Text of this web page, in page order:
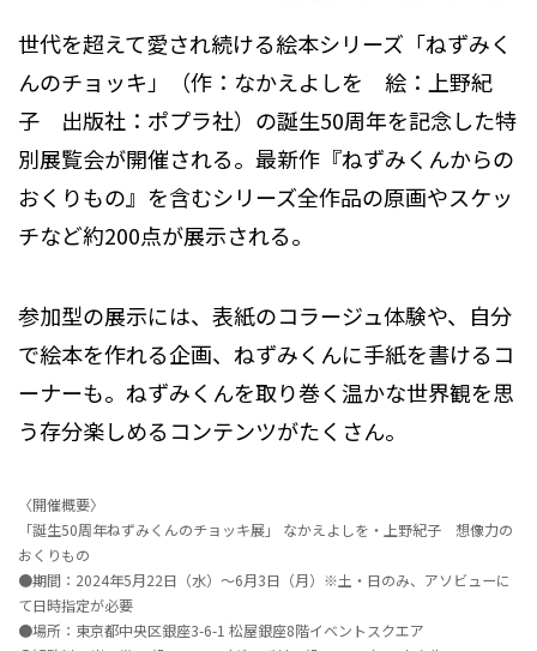
世代を超えて愛され続ける絵本シリーズ「ねずみく
んのチョッキ」（作：なかえよしを 絵：上野紀
子 出版社：ポプラ社）の誕生50周年を記念した特
別展覧会が開催される。最新作『ねずみくんからの
おくりもの』を含むシリーズ全作品の原画やスケッ
チなど約200点が展示される。
参加型の展示には、表紙のコラージュ体験や、自分
で絵本を作れる企画、ねずみくんに手紙を書けるコ
ーナーも。ねずみくんを取り巻く温かな世界観を思
う存分楽しめるコンテンツがたくさん。
〈開催概要〉
「誕生50周年ねずみくんのチョッキ展」 なかえよしを・上野紀子 想像力の
おくりもの
●期間：2024年5月22日（水）～6月3日（月）※土・日のみ、アソビューに
て日時指定が必要
●場所：東京都中央区銀座3-6-1 松屋銀座8階イベントスクエア